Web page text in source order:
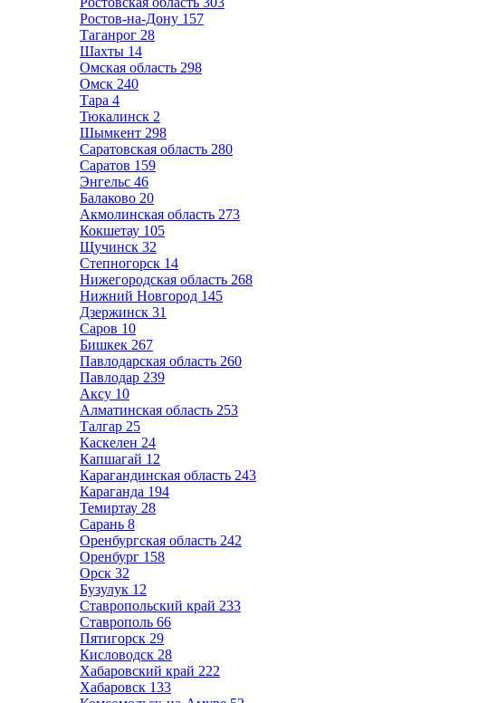
Ростов-на-Дону 157
Таганрог 28
Шахты 14
Омская область 298
Омск 240
Тара 4
Тюкалинск 2
Шымкент 298
Саратовская область 280
Саратов 159
Энгельс 46
Балаково 20
Акмолинская область 273
Кокшетау 105
Щучинск 32
Степногорск 14
Нижегородская область 268
Нижний Новгород 145
Дзержинск 31
Саров 10
Бишкек 267
Павлодарская область 260
Павлодар 239
Аксу 10
Алматинская область 253
Талгар 25
Каскелен 24
Капшагай 12
Карагандинская область 243
Караганда 194
Темиртау 28
Сарань 8
Оренбургская область 242
Оренбург 158
Орск 32
Бузулук 12
Ставропольский край 233
Ставрополь 66
Пятигорск 29
Кисловодск 28
Хабаровский край 222
Хабаровск 133